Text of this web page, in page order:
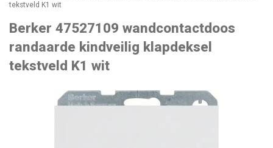
tekstveld K1 wit
Berker 47527109 wandcontactdoos
randaarde kindveilig klapdeksel
tekstveld K1 wit